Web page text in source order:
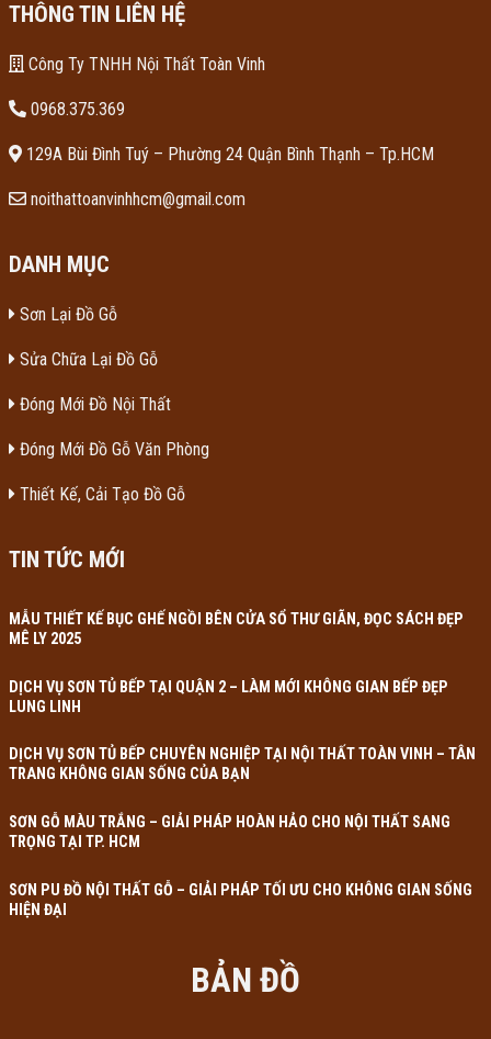
THÔNG TIN LIÊN HỆ
Công Ty TNHH Nội Thất Toàn Vinh
0968.375.369
129A Bùi Đình Tuý – Phường 24 Quận Bình Thạnh – Tp.HCM
noithattoanvinhhcm@gmail.com
DANH MỤC
Sơn Lại Đồ Gỗ
Sửa Chữa Lại Đồ Gỗ
Đóng Mới Đồ Nội Thất
Đóng Mới Đồ Gỗ Văn Phòng
Thiết Kế, Cải Tạo Đồ Gỗ
TIN TỨC MỚI
MẪU THIẾT KẾ BỤC GHẾ NGỒI BÊN CỬA SỔ THƯ GIÃN, ĐỌC SÁCH ĐẸP
MÊ LY 2025
DỊCH VỤ SƠN TỦ BẾP TẠI QUẬN 2 – LÀM MỚI KHÔNG GIAN BẾP ĐẸP
LUNG LINH
DỊCH VỤ SƠN TỦ BẾP CHUYÊN NGHIỆP TẠI NỘI THẤT TOÀN VINH – TÂN
TRANG KHÔNG GIAN SỐNG CỦA BẠN
SƠN GỖ MÀU TRẮNG – GIẢI PHÁP HOÀN HẢO CHO NỘI THẤT SANG
TRỌNG TẠI TP. HCM
SƠN PU ĐỒ NỘI THẤT GỖ – GIẢI PHÁP TỐI ƯU CHO KHÔNG GIAN SỐNG
HIỆN ĐẠI
BẢN ĐỒ